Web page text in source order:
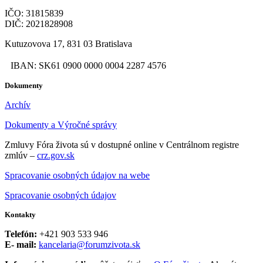
IČO: 31815839
DIČ: 2021828908
Kutuzovova 17, 831 03 Bratislava
IBAN: SK61 0900 0000 0004 2287 4576
Dokumenty
Archív
Dokumenty a Výročné správy
Zmluvy Fóra života sú v dostupné online v Centrálnom registre
zmlúv – crz.gov.sk
Spracovanie osobných údajov na webe
Spracovanie osobných údajov
Kontakty
Telefón: +421 903 533 946
E- mail: kancelaria@forumzivota.sk